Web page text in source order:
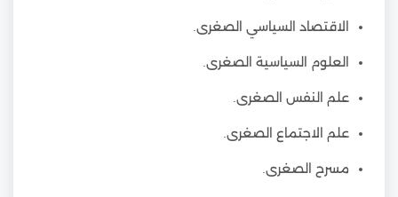
الاقتصاد السياسي الصغرى.
العلوم السياسية الصغرى.
علم النفس الصغرى.
علم الاجتماع الصغرى.
مسرح الصغرى.